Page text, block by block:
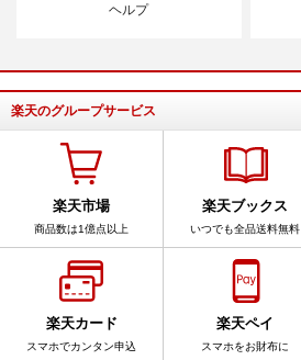
ヘルプ
楽天のグループサービス
楽天市場
商品数は1億点以上
楽天ブックス
いつでも全品送料無料
楽天カード
スマホでカンタン申込
楽天ペイ
スマホをお財布に